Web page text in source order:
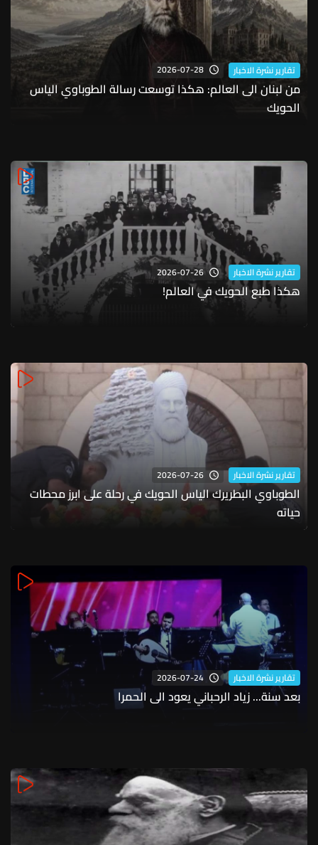
تقارير نشرة الاخبار 2026-07-28
من لبنان الى العالم: هكذا توسعت رسالة الطوباوي الياس
الحويك
تقارير نشرة الاخبار 2026-07-26
هكذا طبع الحويك في العالم!
تقارير نشرة الاخبار 2026-07-26
الطوباوي البطريرك الياس الحويك في رحلة على ابرز محطات
حياته
تقارير نشرة الاخبار 2026-07-24
بعد سنة... زياد الرحباني يعود الى الحمرا